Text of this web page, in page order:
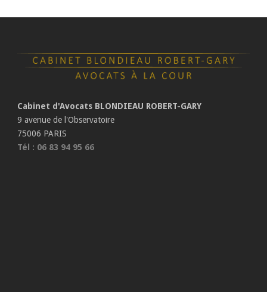
Cabinet d'Avocats BLONDIEAU ROBERT-GARY
9 avenue de l'Observatoire
75006 PARIS
Tél : 06 83 94 95 66